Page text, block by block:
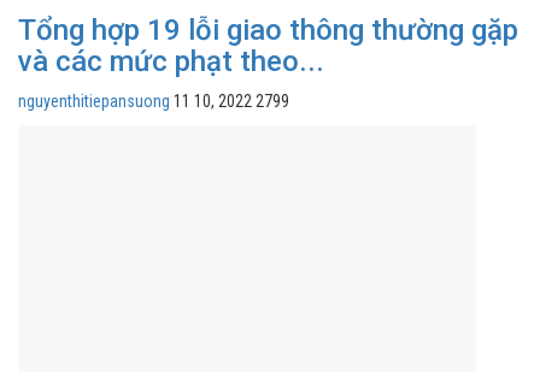
Tổng hợp 19 lỗi giao thông thường gặp
và các mức phạt theo...
nguyenthitiepansuong 11 10, 20222799